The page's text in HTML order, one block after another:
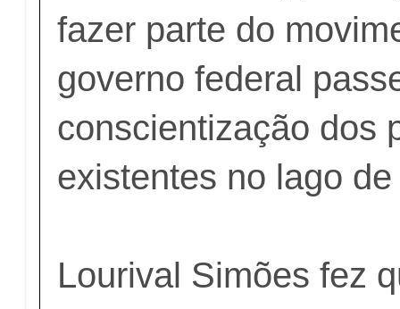
fazer parte do
governo federal
conscientização dos
existentes no lago
Lourival Simões fez